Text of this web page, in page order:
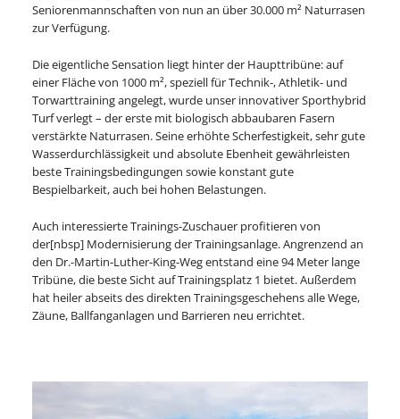
Seniorenmannschaften von nun an über 30.000 m² Naturrasen
zur Verfügung.
Die eigentliche Sensation liegt hinter der Haupttribüne: auf
einer Fläche von 1000 m², speziell für Technik-, Athletik- und
Torwarttraining angelegt, wurde unser innovativer Sporthybrid
Turf verlegt – der erste mit biologisch abbaubaren Fasern
verstärkte Naturrasen. Seine erhöhte Scherfestigkeit, sehr gute
Wasserdurchlässigkeit und absolute Ebenheit gewährleisten
beste Trainingsbedingungen sowie konstant gute
Bespielbarkeit, auch bei hohen Belastungen.
Auch interessierte Trainings-Zuschauer profitieren von
der[nbsp] Modernisierung der Trainingsanlage. Angrenzend an
den Dr.-Martin-Luther-King-Weg entstand eine 94 Meter lange
Tribüne, die beste Sicht auf Trainingsplatz 1 bietet. Außerdem
hat heiler abseits des direkten Trainingsgeschehens alle Wege,
Zäune, Ballfanganlagen und Barrieren neu errichtet.